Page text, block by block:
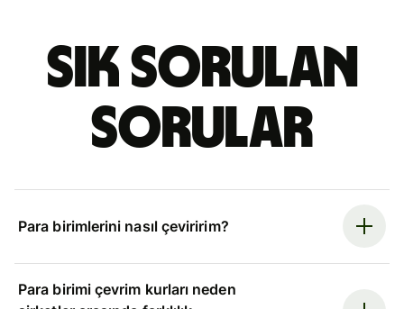
Sık sorulan
sorular
Para birimlerini nasıl çeviririm?
Para birimi çevrim kurları neden